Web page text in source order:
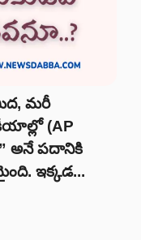
మరీ
(AP
అనే పదానికి
ఇక్కడ...